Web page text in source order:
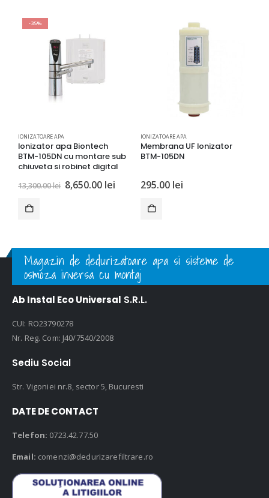
-35%
IONIZATOARE APA
Ionizator apa Biontech
BTM-105DN cu montare sub
chiuveta si robinet digital
13,300.00lei Prețul
inițial
8,650.00 leiPrețul
8,650.00 lei.
IONIZATOARE APA
Membrana UF Ionizator
BTM-105DN
295.00 lei
Magazin de dedurizatoare apa si sisteme de
osmoza inversa cu montaj
Ab Instal Eco Universal S.R.L.
CUI: RO23790278
Nr. Reg. Com: J40/7540/2008
Sediu Social
Str. Vigoniei nr.8, sector 5, Bucuresti
DATE DE CONTACT
Telefon: 0723.42.77.50
Email: comenzi@dedurizarefiltrare.ro